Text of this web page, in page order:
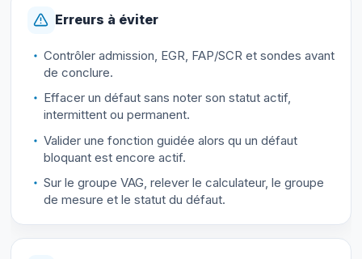
Erreurs à éviter
Contrôler admission, EGR, FAP/SCR et sondes avant
de conclure.
Effacer un défaut sans noter son statut actif,
intermittent ou permanent.
Valider une fonction guidée alors qu un défaut
bloquant est encore actif.
Sur le groupe VAG, relever le calculateur, le groupe
de mesure et le statut du défaut.